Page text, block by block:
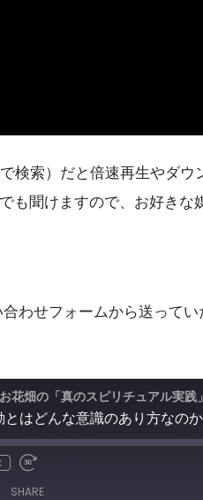
検索）だと倍速再生やダウ
も聞けますので、お好きな
わせフォームから送ってい
花畑の「真のスピリチュアル実践」
とはどんな意識のあり方なの
SHARE